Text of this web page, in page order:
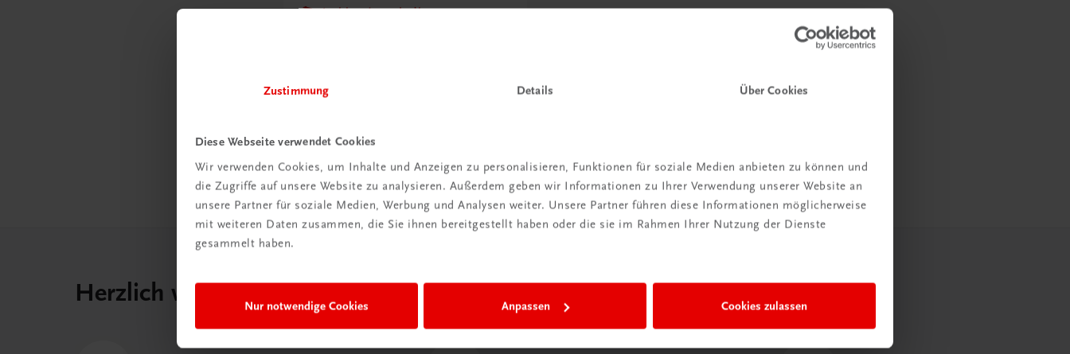
Zustimmung Details Über Cookies
Diese Webseite verwendet Cookies
Wir verwenden Cookies, um Inhalte und Anzeigen zu personalisieren, Funktionen für soziale Medien anbieten zu können und
die Zugriffe auf unsere Website zu analysieren. Außerdem geben wir Informationen zu Ihrer Verwendung unserer Website an
unsere Partner für soziale Medien, Werbung und Analysen weiter. Unsere Partner führen diese Informationen möglicherweise
mit weiteren Daten zusammen, die Sie ihnen bereitgestellt haben oder die sie im Rahmen Ihrer Nutzung der Dienste
gesammelt haben.
Nur notwendige Cookies Anpassen Cookies zulassen
Rabattcode erhalten
Versandkosten
sparen
Jetzt anmelden
Herzlich willkommen bei TRAUNER!